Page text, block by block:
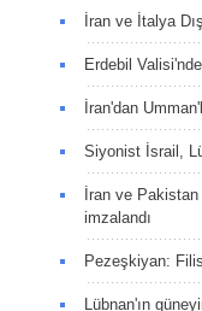
İran ve İtalya
Erdebil
İran'dan
Siyonist İsrail,
İran ve
imzalandı
Pezeşkiyan:
Lübnan'ın